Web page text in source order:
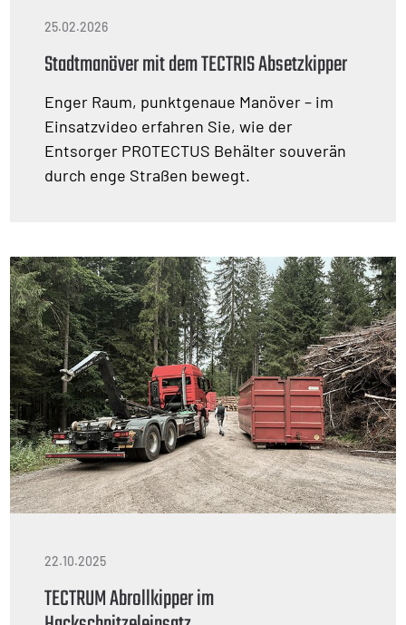
25.02.2026
Stadtmanöver mit dem TECTRIS Absetzkipper
Enger Raum, punktgenaue Manöver – im
Einsatzvideo erfahren Sie, wie der
Entsorger PROTECTUS Behälter souverän
durch enge Straßen bewegt.
22.10.2025
TECTRUM Abrollkipper im